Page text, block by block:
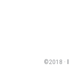
©2018 ·